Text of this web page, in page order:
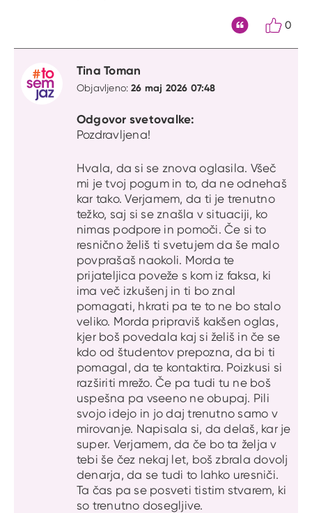
0
Tina Toman
Objavljeno:26 maj 2026 07:48
Odgovor svetovalke:
Pozdravljena!
Hvala, da si se znova oglasila. Všeč
mi je tvoj pogum in to, da ne odnehaš
kar tako. Verjamem, da ti je trenutno
težko, saj si se znašla v situaciji, ko
nimas podpore in pomoči. Če si to
resnično želiš ti svetujem da še malo
povprašaš naokoli. Morda te
prijateljica poveže s kom iz faksa, ki
ima več izkušenj in ti bo znal
pomagati, hkrati pa te to ne bo stalo
veliko. Morda pripraviš kakšen oglas,
kjer boš povedala kaj si želiš in če se
kdo od študentov prepozna, da bi ti
pomagal, da te kontaktira. Poizkusi si
razširiti mrežo. Če pa tudi tu ne boš
uspešna pa vseeno ne obupaj. Pili
svojo idejo in jo daj trenutno samo v
mirovanje. Napisala si, da delaš, kar je
super. Verjamem, da če bo ta želja v
tebi še čez nekaj let, boš zbrala dovolj
denarja, da se tudi to lahko uresniči.
Ta čas pa se posveti tistim stvarem, ki
so trenutno dosegljive.